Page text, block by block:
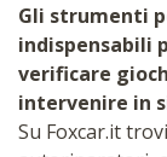
Gli strumenti
indispensabili
verificare
intervenire in
Su Foxcar.it